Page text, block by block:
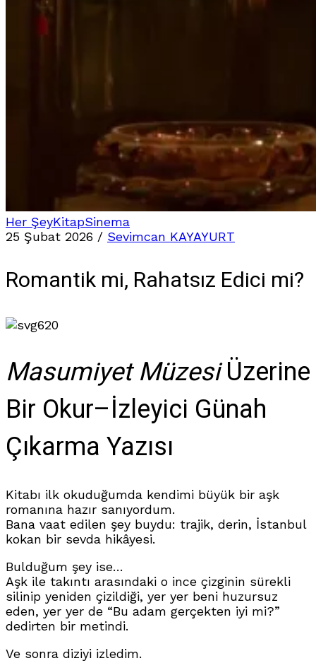
Her ŞeyKitapSinema
25 Şubat 2026 / Sevimcan KAYAYURT
Romantik mi, Rahatsız Edici mi?
620
Masumiyet MüzesiÜzerine
Bir Okur–İzleyici Günah
Çıkarma Yazısı
Kitabı ilk okuduğumda kendimi büyük bir aşk
romanına hazır sanıyordum.
Bana vaat edilen şey buydu: trajik, derin, İstanbul
kokan bir sevda hikâyesi.
Bulduğum şey ise…
Aşk ile takıntı arasındaki o ince çizginin sürekli
silinip yeniden çizildiği, yer yer beni huzursuz
eden, yer yer de “Bu adam gerçekten iyi mi?”
dedirten bir metindi.
Ve sonra diziyi izledim.